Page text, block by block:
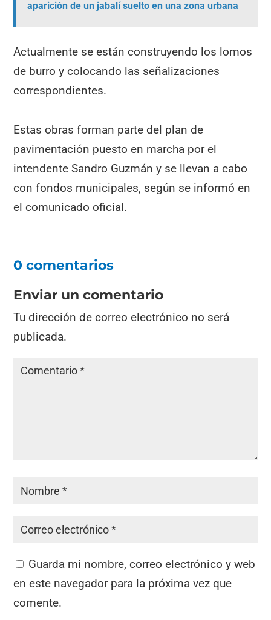
aparición de un jabalí suelto en una zona urbana
Actualmente se están construyendo los lomos
de burro y colocando las señalizaciones
correspondientes.
Estas obras forman parte del plan de
pavimentación puesto en marcha por el
intendente Sandro Guzmán y se llevan a cabo
con fondos municipales, según se informó en
el comunicado oficial.
0 comentarios
Enviar un comentario
Tu dirección de correo electrónico no será
publicada.
Guarda mi nombre, correo electrónico y web
en este navegador para la próxima vez que
comente.